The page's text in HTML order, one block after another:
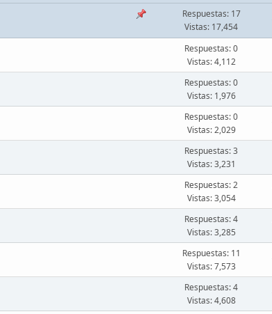
Respuestas: 17
Vistas: 17,454
Respuestas: 0
Vistas: 4,112
Respuestas: 0
Vistas: 1,976
Respuestas: 0
Vistas: 2,029
Respuestas: 3
Vistas: 3,231
Respuestas: 2
Vistas: 3,054
Respuestas: 4
Vistas: 3,285
Respuestas: 11
Vistas: 7,573
Respuestas: 4
Vistas: 4,608